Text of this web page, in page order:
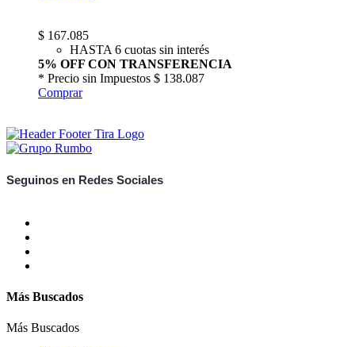
$ 167.085
HASTA 6 cuotas sin interés
5% OFF CON TRANSFERENCIA
* Precio sin Impuestos $ 138.087
Comprar
Seguinos en Redes Sociales
Más Buscados
Más Buscados